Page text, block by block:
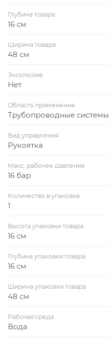
Глубина товара
16 см
Ширина товара
48 см
Эксклюзив
Нет
Область применения
Трубопроводные системы
Вид управления
Рукоятка
Макс. рабочее давление
16 бар
Количество в упаковке
1
Высота упаковки товара
16 см
Глубина упаковки товара
16 см
Ширина упаковки товара
48 см
Рабочая среда
Вода